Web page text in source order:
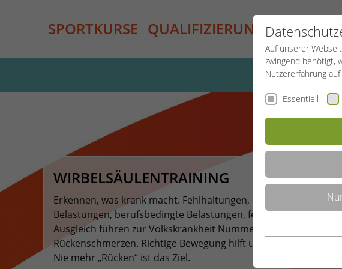
SPORTKURSE QUALIFIZIERUNG PROJEKTE
WIRBELSÄULENTRAINING
Erkennen, was krank macht. Fehlhaltungen, einseitige
Belastungen, berufsbedingte Belastungen, fehlender
Ausgleich führen zur Volkskrankheit Nummer 1:
Rückenschmerzen. Richtige Bewegung hilft und macht stark.
Nie mehr „Rücken“ ist das Ziel.
Auf unserer
zwingend benötigt,
Nutzererfahrung
Essentiell
Essentielle